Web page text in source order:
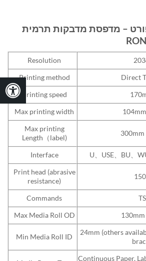
– מדפסת מדבקות תרמית
Resolution
Printing method
Direct
Printing speed
Max printing width
Max printing
Length （label)
300mm
Interface
U、USE、BU、
Print head (abrasive
resistance)
Commands
Max Media Roll OD
Min Media Roll ID
24mm (others
Continuous Paper,